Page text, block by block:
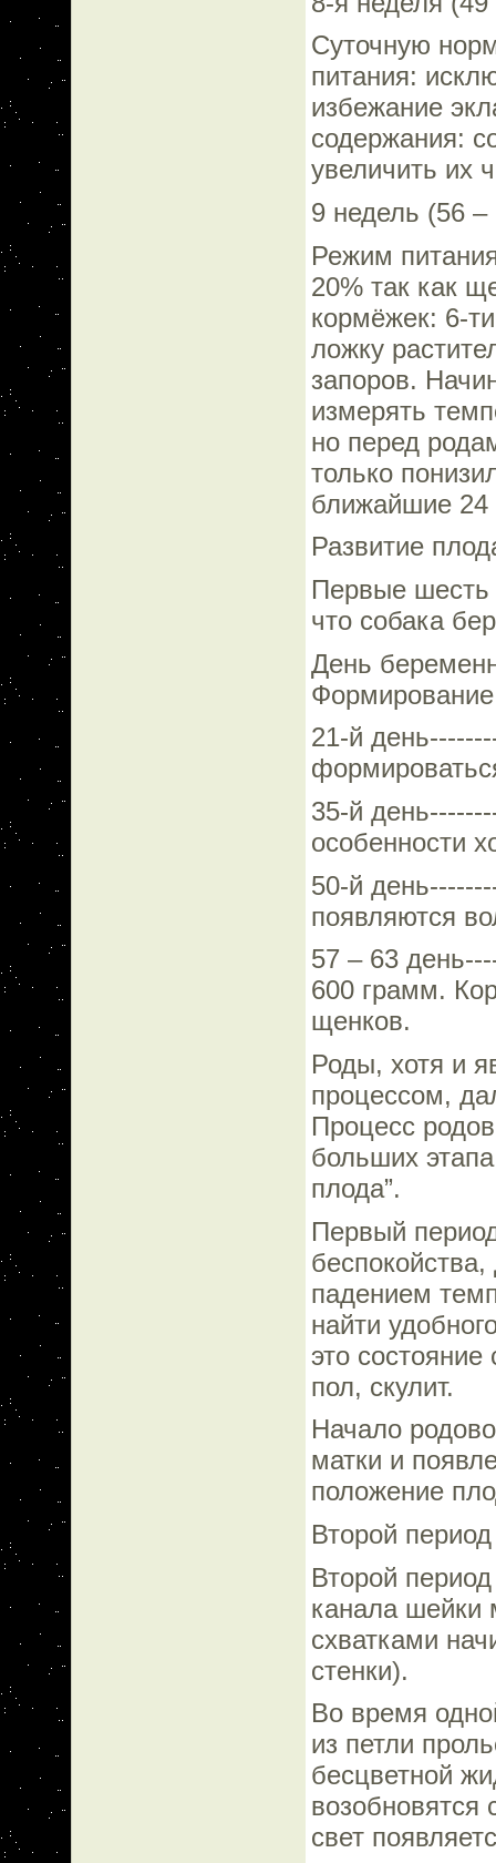
Суточную
питания:
избежание
содержания:
увеличить их
9 недель (56 –
Режим
20% так как
кормёжек: 6-
ложку
запоров.
измерять
но перед
только
ближайшие 24
Развитие
Первые шесть
что собака
День
21-й
35-й
особенности
50-й
появляются
57 – 63
600 грамм.
щенков.
Роды, хотя и
процессом,
Процесс
больших
плода”.
Первый
падением
найти
это
пол, скулит.
Начало
матки и
положение
Второй
Второй
канала шейки
схватками
стенки).
Во время
из петли
бесцветной
возобновятся
свет